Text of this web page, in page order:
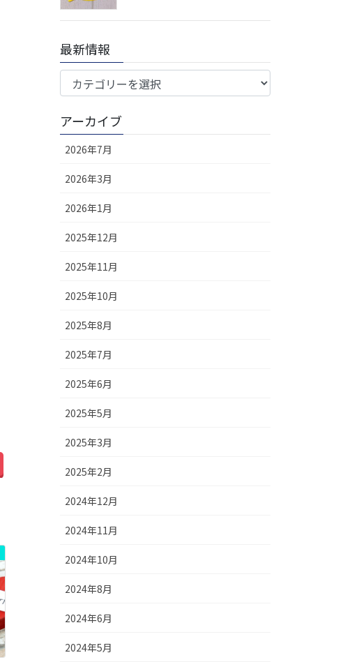
最新情報
最
新
報
アーカイブ
2026年7月
2026年3月
2026年1月
2025年12月
2025年11月
2025年10月
2025年8月
2025年7月
2025年6月
2025年5月
2025年3月
2025年2月
2024年12月
2024年11月
2024年10月
2024年8月
2024年6月
2024年5月